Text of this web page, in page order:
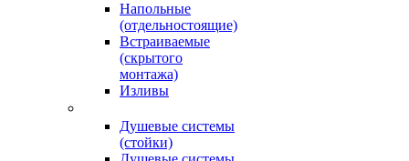
Напольные
(отдельностоящие)
Встраиваемые
(скрытого
монтажа)
Изливы
Душевые системы
(стойки)